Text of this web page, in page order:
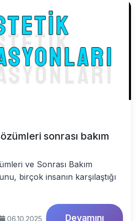
sonrası bakım
ve Sonrası Bakım
birçok insanın karşılaştığı
06.10.2025
Devamını